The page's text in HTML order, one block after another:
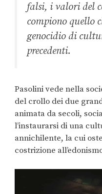
falsi, i valori del
compiono quello
genocidio di
precedenti.
Pasolini vede nella
del crollo dei due
animata da secoli,
l’instaurarsi di una
annichilente, la cui
costrizione